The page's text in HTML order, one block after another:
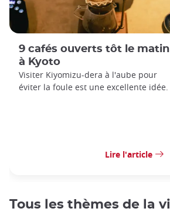
9 cafés ouverts tôt le matin
à Kyoto
Visiter Kiyomizu-dera à l'aube pour
éviter la foule est une excellente idée.
Lire l'article
Tous les thèmes de la